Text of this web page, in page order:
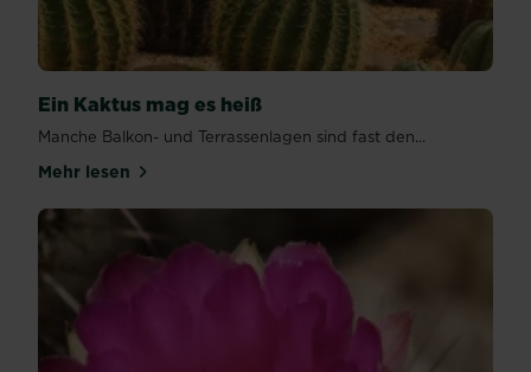
Ein Kaktus mag es heiß
Manche Balkon- und Terrassenlagen sind fast den...
Mehr lesenüber Ein Kaktus mag es heiß